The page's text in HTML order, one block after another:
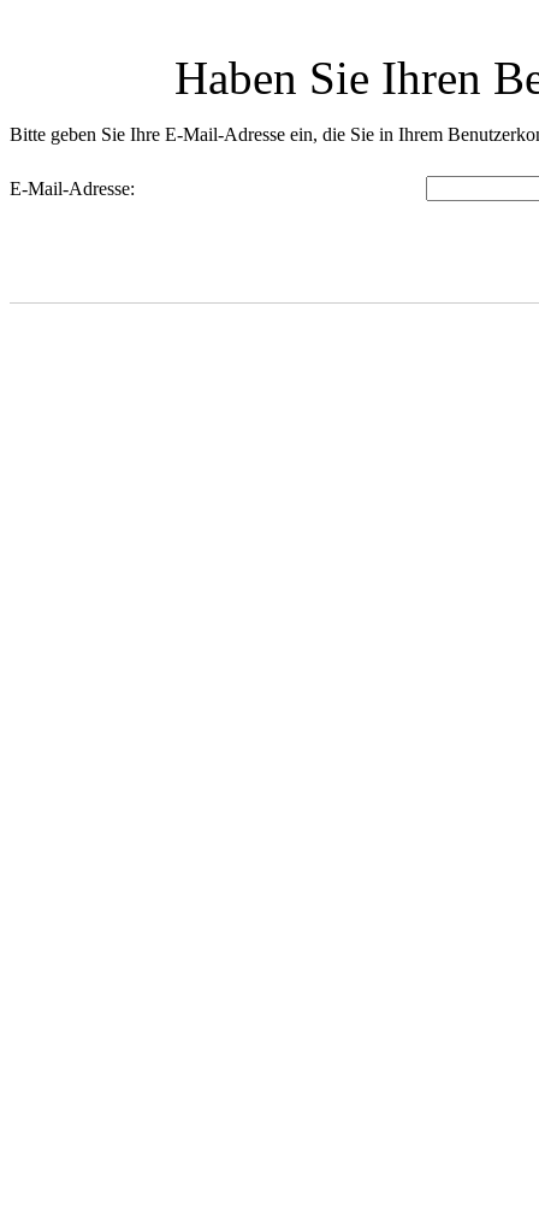
Haben Sie Ihren
Bitte geben Sie Ihre E-Mail-Adresse ein, die Sie in Ihrem
E-Mail-Adresse: